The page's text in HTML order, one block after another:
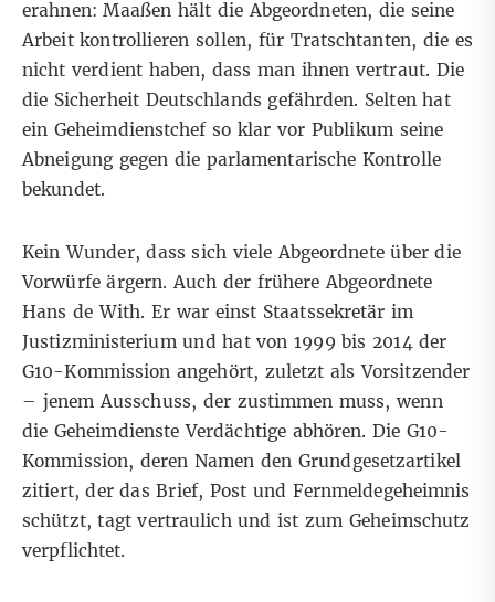
erahnen: Maaßen hält die Abgeordneten, die seine
Arbeit kontrollieren sollen, für Tratschtanten, die es
nicht verdient haben, dass man ihnen vertraut. Die
die Sicherheit Deutschlands gefährden. Selten hat
ein Geheimdienstchef so klar vor Publikum seine
Abneigung gegen die parlamentarische Kontrolle
bekundet.
Kein Wunder, dass sich viele Abgeordnete über die
Vorwürfe ärgern. Auch der frühere Abgeordnete
Hans de With. Er war einst Staatssekretär im
Justizministerium und hat von 1999 bis 2014 der
G10-Kommission angehört, zuletzt als Vorsitzender
– jenem Ausschuss, der zustimmen muss, wenn
die Geheimdienste Verdächtige abhören. Die G10-
Kommission, deren Namen den Grundgesetzartikel
zitiert, der das Brief, Post und Fernmeldegeheimnis
schützt, tagt vertraulich und ist zum Geheimschutz
verpflichtet.